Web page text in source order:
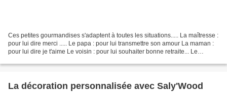
Ces petites gourmandises s'adaptent à toutes les situations..... La maîtresse :
pour lui dire merci ..... Le papa : pour lui transmettre son amour La maman :
pour lui dire je t'aime Le voisin : pour lui souhaiter bonne retraite... Le
La décoration personnalisée avec Saly'Wood